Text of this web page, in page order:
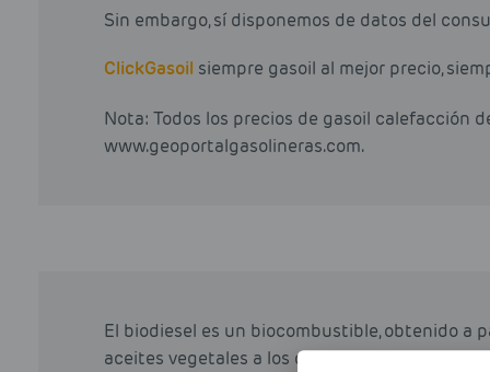
Sin embargo, sí disponemos de datos del
ClickGasoil siempre gasoil al mejor precio,
Nota: Todos los precios de gasoil calefacción
www.geoportalgasolineras.com.
El biodiesel es un biocombustible, obtenido a
aceites vegetales a los que a través de